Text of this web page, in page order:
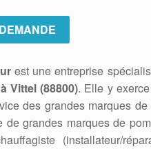
est une entreprise
Vittel (88800). Elle y
des grandes marques
de grandes marques de
(installateur/